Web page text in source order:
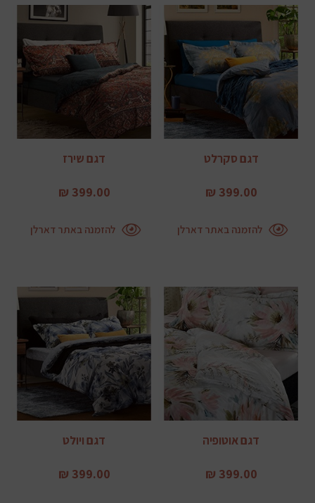
דגם סקרלט
399.00 ₪
להזמנה באתר דארלן
דגם שירז
399.00 ₪
להזמנה באתר דארלן
דגם אוטופיה
399.00 ₪
דגם ויולט
399.00 ₪